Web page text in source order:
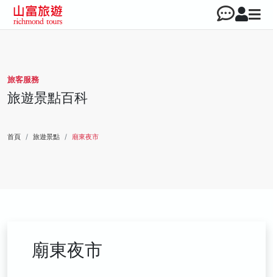
旅客服務
旅遊景點百科
首頁 旅遊景點 廟東夜市
廟東夜市